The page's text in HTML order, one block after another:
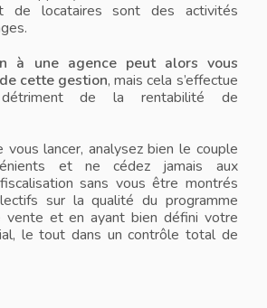
de locataires sont des activités
à une agence peut alors vous
cette gestion, mais cela s’effectue
de la rentabilité de
vous lancer, analysez bien le couple
et ne cédez jamais aux
sans vous être montrés
sur la qualité du programme
vente et en ayant bien défini votre
le tout dans un contrôle total de